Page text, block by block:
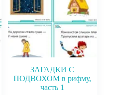
ЗАГАДКИ С
ПОДВОХОМ в рифму,
часть 1